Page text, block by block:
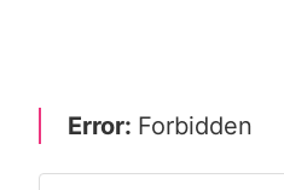
Error: Forbidden